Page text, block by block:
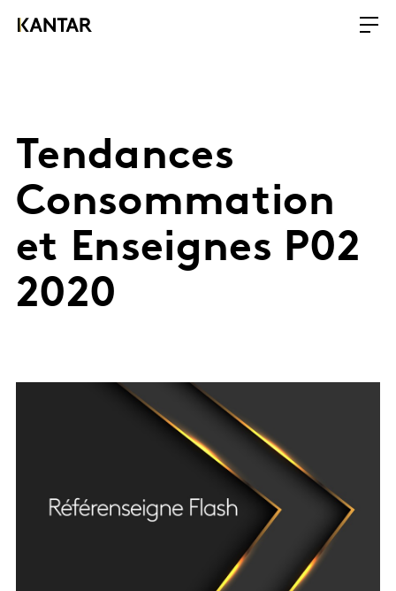
Tendances
Consommation
et Enseignes P02
2020